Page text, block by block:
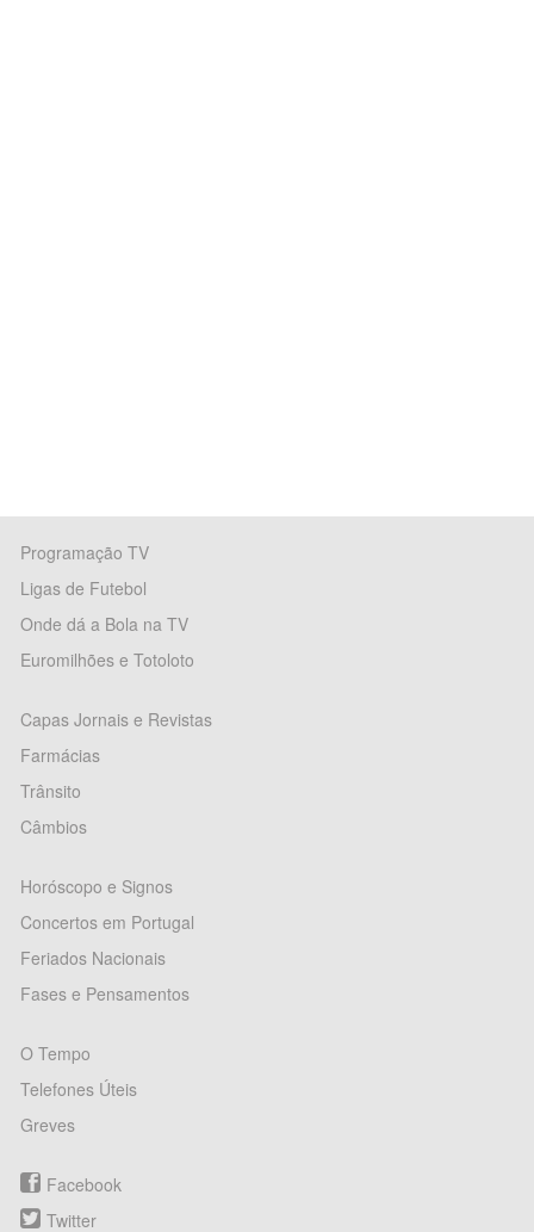
Programação TV
Ligas de Futebol
Onde dá a Bola na TV
Euromilhões e Totoloto
Capas Jornais e Revistas
Farmácias
Trânsito
Câmbios
Horóscopo e Signos
Concertos em Portugal
Feriados Nacionais
Fases e Pensamentos
O Tempo
Telefones Úteis
Greves
Facebook
Twitter